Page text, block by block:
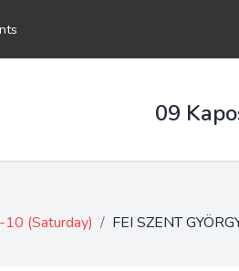
09
(Saturday) / FEI SZENT